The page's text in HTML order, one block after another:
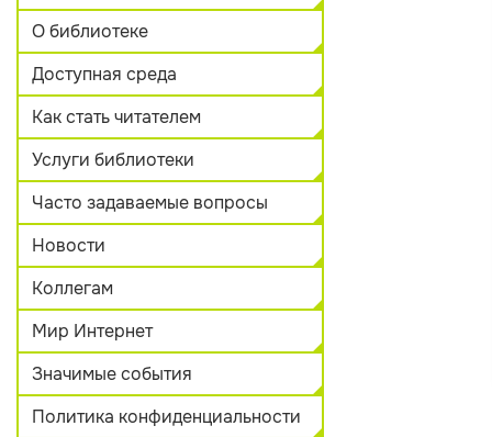
О библиотеке
Доступная среда
Как стать читателем
Услуги библиотеки
Часто задаваемые вопросы
Новости
Коллегам
Мир Интернет
Значимые события
Политика конфиденциальности